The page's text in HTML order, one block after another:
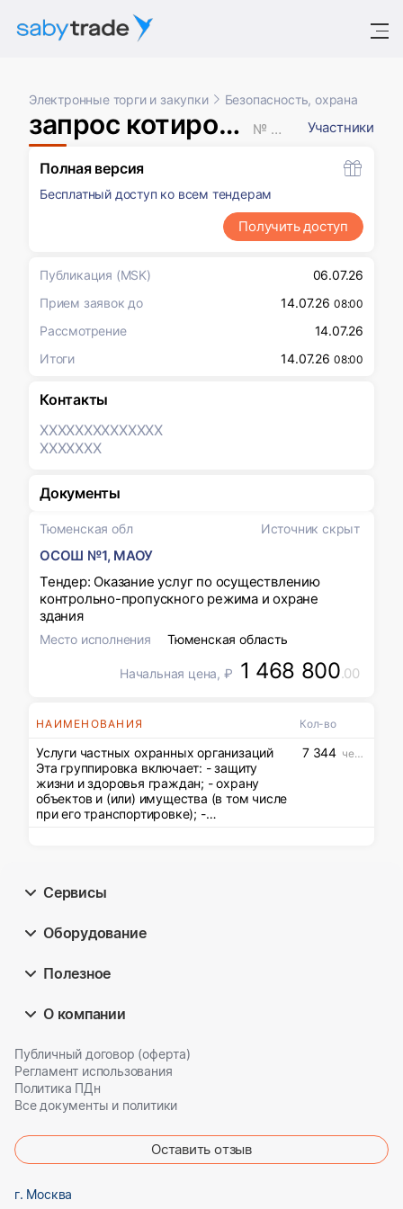
Электронные торги и закупки Безопасность, охрана
запрос котировок в электронной форме № XXXXXXX Участники
Тюменская обл Источник скрыт
ОСОШ №1, МАОУ
Тендер: Оказание услуг по осуществлению
контрольно-пропускного режима и охране
здания
Место исполнения Тюменская область
Начальная цена, ₽ 1 468 800.00
НАИМЕНОВАНИЯ Кол-во
Услуги частных охранных организаций
Эта группировка включает: - защиту
жизни и здоровья граждан; - охрану
объектов и (или) имущества (в том числе
при его транспортировке); -
7 344 чел.ч
Полная версия
Бесплатный доступ ко всем тендерам
Получить доступ
Публикация (MSK)
06.07.26
Прием заявок до
14.07.26 08:00
Рассмотрение
14.07.26
Итоги
14.07.26 08:00
Контакты
XXXXXXXXXXXXXX
XXXXXXX
Документы
Сервисы
Оборудование
Полезное
О компании
Публичный договор (оферта)
Регламент использования
Политика ПДн
Все документы и политики
Оставить отзыв
г. Москва